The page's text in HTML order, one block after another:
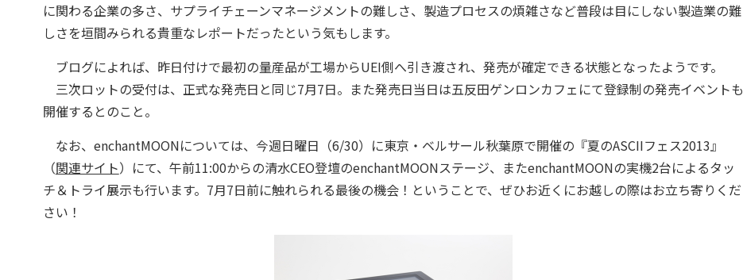
に関わる企業の多さ、サプライチェーンマネージメントの難しさ、製造プロセスの煩雑さなど普段は目にしない製造業の難
しさを垣間みられる貴重なレポートだったという気もします。
ブログによれば、昨日付けで最初の量産品が工場からUEI側へ引き渡され、発売が確定できる状態となったようです。
三次ロットの受付は、正式な発売日と同じ7月7日。また発売日当日は五反田ゲンロンカフェにて登録制の発売イベントも
開催するとのこと。
なお、enchantMOONについては、今週日曜日（6/30）に東京・ベルサール秋葉原で開催の『夏のASCIIフェス2013』
（関連サイト）にて、午前11:00からの清水CEO登壇のenchantMOONステージ、またenchantMOONの実機2台によるタッ
チ＆トライ展示も行います。7月7日前に触れられる最後の機会！ということで、ぜひお近くにお越しの際はお立ち寄りくだ
さい！